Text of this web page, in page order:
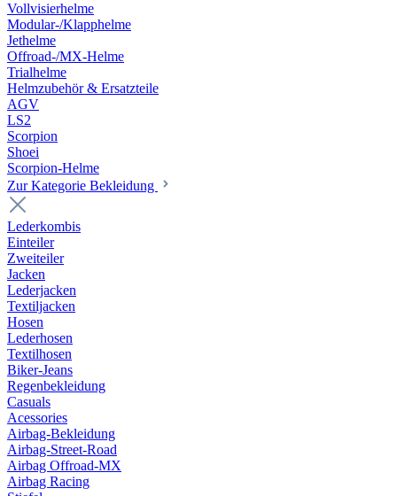
Vollvisierhelme
Modular-/Klapphelme
Jethelme
Offroad-/MX-Helme
Trialhelme
Helmzubehör & Ersatzteile
AGV
LS2
Scorpion
Shoei
Scorpion-Helme
Zur Kategorie Bekleidung
Lederkombis
Einteiler
Zweiteiler
Jacken
Lederjacken
Textiljacken
Hosen
Lederhosen
Textilhosen
Biker-Jeans
Regenbekleidung
Casuals
Acessories
Airbag-Bekleidung
Airbag-Street-Road
Airbag Offroad-MX
Airbag Racing